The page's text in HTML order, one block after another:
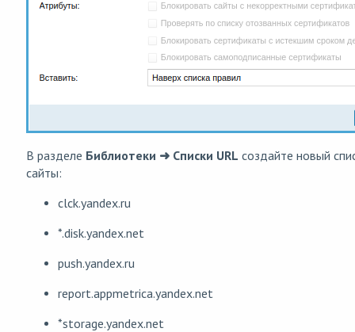
В разделе Библиотеки ➜ Списки URL создайте новый
сайты:
clck.yandex.ru
*.disk.yandex.net
push.yandex.ru
report.appmetrica.yandex.net
*storage.yandex.net